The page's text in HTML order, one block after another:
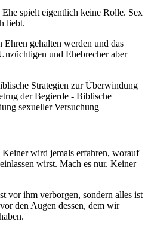
spielt eigentlich keine Rolle. Sex
liebt.
gehalten werden und das
und Ehebrecher aber
Strategien zur Überwindung
der Begierde - Biblische
sexueller Versuchung
wird jemals erfahren, worauf
wirst. Mach es nur. Keiner
vor ihm verborgen, sondern alles ist
den Augen dessen, dem wir